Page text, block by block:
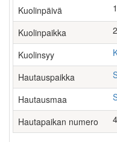
Kuolinpäivä
Kuolinpaikka
Kuolinsyy
Hautauspaikka
Hautausmaa
Hautapaikan numero